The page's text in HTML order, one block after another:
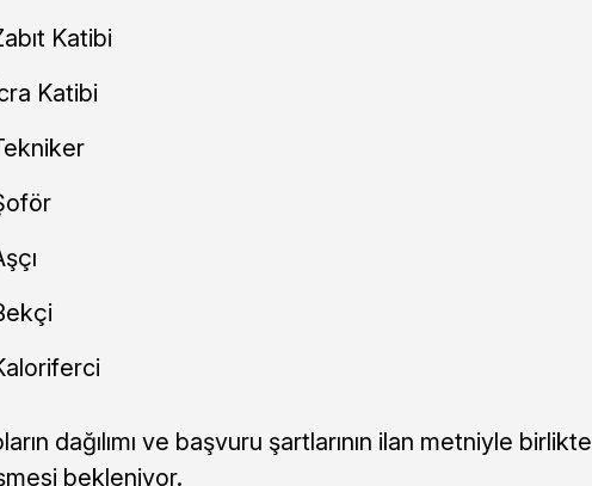
Katibi
Katibi
dağılımı ve başvuru şartlarının ilan metniyle birlikte
bekleniyor.